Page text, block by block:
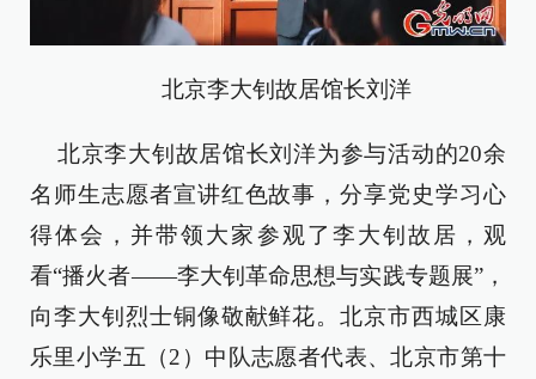
北京李大钊故居馆长刘洋
北京李大钊故居馆长刘洋为参与活动的20余
名师生志愿者宣讲红色故事，分享党史学习心
得体会，并带领大家参观了李大钊故居，观
看“播火者——李大钊革命思想与实践专题展”，
向李大钊烈士铜像敬献鲜花。北京市西城区康
乐里小学五（2）中队志愿者代表、北京市第十